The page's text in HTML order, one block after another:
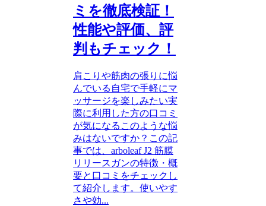
ミを徹底検証！
性能や評価、評
判もチェック！
肩こりや筋肉の張りに悩
んでいる自宅で手軽にマ
ッサージを楽しみたい実
際に利用した方の口コミ
が気になるこのような悩
みはないですか？この記
事では、arboleaf J2 筋膜
リリースガンの特徴・概
要と口コミをチェックし
て紹介します。使いやす
さや効...